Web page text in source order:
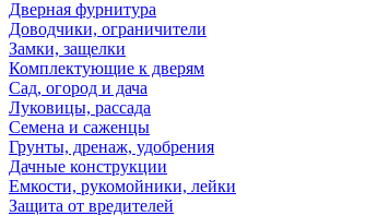
Дверная фурнитура
Доводчики, ограничители
Замки, защелки
Комплектующие к дверям
Сад, огород и дача
Луковицы, рассада
Семена и саженцы
Грунты, дренаж, удобрения
Дачные конструкции
Емкости, рукомойники, лейки
Защита от вредителей